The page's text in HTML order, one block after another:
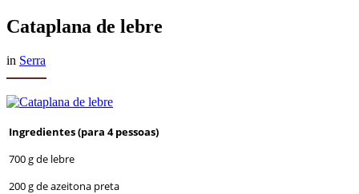
Cataplana de lebre
in Serra
Ingredientes (para 4 pessoas)
700 g de lebre
200 g de azeitona preta